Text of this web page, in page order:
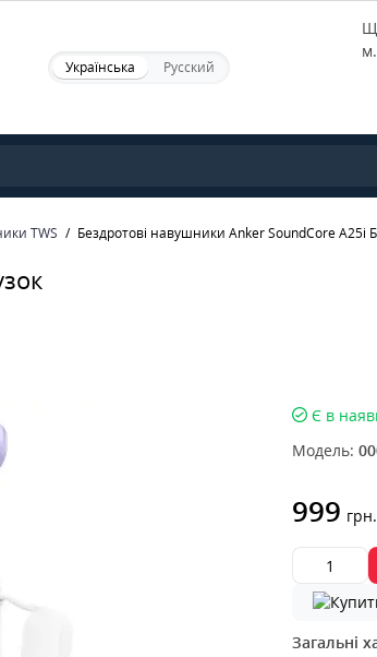
Українська Русский
TWS Бездротові навушники Anker SoundCore A25i
Є в
Модель:
999 грн.
Загальні